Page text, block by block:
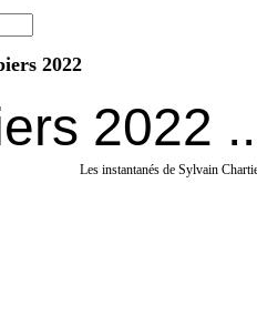
2022
2022
Les instantanés de Sylvain